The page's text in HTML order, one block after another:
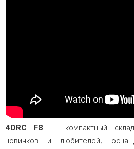
4DRC F8 — компактный
новичков и любителей,